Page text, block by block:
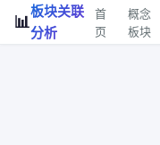
📊
板块关联
分析
首
页
概念
板块